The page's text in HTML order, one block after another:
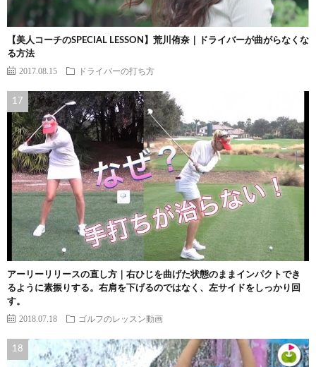
【美人コーチのSPECIAL LESSON】荒川侑奈｜ドライバーが曲がらなくな
る方法
2017.08.15 ドライバーの打ち方
アーリーリリースの直し方｜右ひじを曲げた状態のままインパクトでき
るように素振りする。右肩を下げるのではなく、左サイドをしっかり回
す。
2018.07.18 ゴルフのレッスン動画